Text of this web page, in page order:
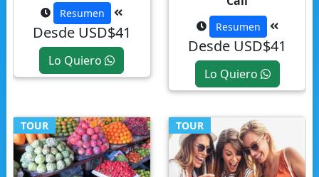
Resumen
Desde USD$41
Lo Quiero
Resumen
Desde USD$41
Lo Quiero
TOUR TOUR